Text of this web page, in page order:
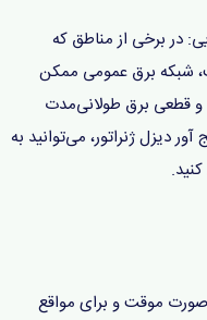
در برخی از مناطق که
شبکه برق عمومی ممکن
و قطعی برق طولانی‌مدت
آور دیزل ژنراتور، می‌توانید به
صورت موقت و برای مواقع